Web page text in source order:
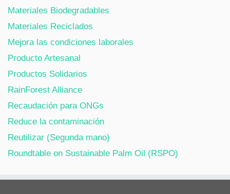
Materiales Biodegradables
Materiales Reciclados
Mejora las condiciones laborales
Producto Artesanal
Productos Solidarios
RainForest Alliance
Recaudación para ONGs
Reduce la contaminación
Reutilizar (Segunda mano)
Roundtable on Sustainable Palm Oil (RSPO)